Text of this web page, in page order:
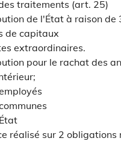
traitements (art. 25)
de l'État à raison de
de capitaux
extraordinaires.
pour le rachat des
réalisé sur 2 obligations